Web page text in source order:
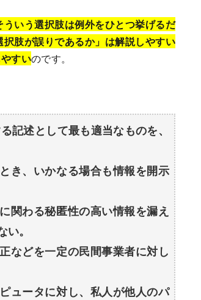
いう選択肢は例外をひとつ挙げるだ
肢が誤りであるか」は解説しやすい
すいのです。
記述として最も適当なものを、
き、いかなる場合も情報を開示
関わる秘匿性の高い情報を漏え
。
などを一定の民間事業者に対し
ュータに対し、私人が他人のパ